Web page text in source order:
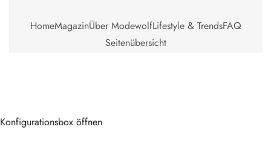
HomeMagazinÜber ModewolfLifestyle & TrendsFAQ
Seitenübersicht
Konfigurationsbox öffnen